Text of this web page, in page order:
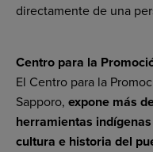
directamente de una
Centro para la
El Centro para la
Sapporo, expone más
herramientas
cultura e historia del